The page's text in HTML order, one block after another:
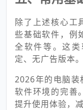
除了上述核心工
些基础软件，例
全软件等。这
定、无广告版本。
2026年的电脑装
软件环境的完善
提升使用体验，